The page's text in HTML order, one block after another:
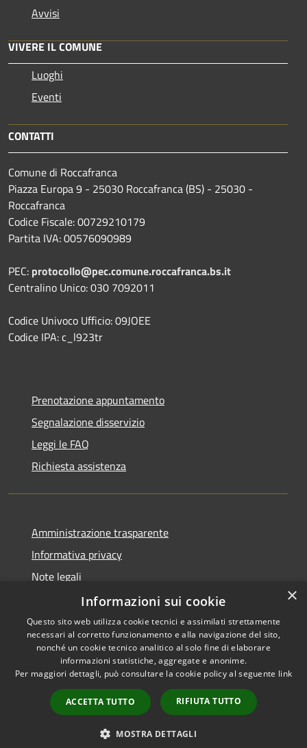
Avvisi
VIVERE IL COMUNE
Luoghi
Eventi
CONTATTI
Comune di Roccafranca
Piazza Europa 9 - 25030 Roccafranca (BS) - 25030 -
Roccafranca
Codice Fiscale: 00729210179
Partita IVA: 00576090989
PEC: protocollo@pec.comune.roccafranca.bs.it
Centralino Unico: 030 7092011
Codice Univoco Ufficio: 09JOEE
Codice IPA: c_l923tr
Prenotazione appuntamento
Segnalazione disservizio
Leggi le FAQ
Richiesta assistenza
Amministrazione trasparente
Informativa privacy
Note legali
Dichiarazione di accessibilità
RSS
Accessibilità
Copyright © 2026 • Comune di
Municipium•
Accesso
redazione
×
Informazioni sui cookie
Questo sito web utilizza cookie tecnici e assimilati strettamente
necessari al corretto funzionamento e alla navigazione del sito,
nonché un cookie tecnico analitico al solo fine di elaborare
informazioni statistiche, aggregate e anonime.
Per maggiori dettagli, può consultare la cookie policy al seguente link
ACCETTA TUTTO RIFIUTA TUTTO
MOSTRA DETTAGLI